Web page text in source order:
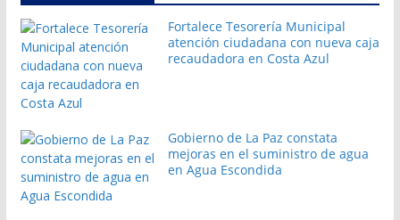
Fortalece Tesorería Municipal
atención ciudadana con nueva caja
recaudadora en Costa Azul
Gobierno de La Paz constata
mejoras en el suministro de agua
en Agua Escondida